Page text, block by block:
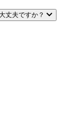
丈夫ですか？